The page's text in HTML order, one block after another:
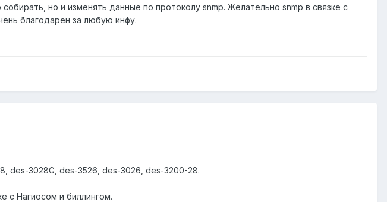
но и изменять данные по протоколу snmp. Желательно snmp в связке с
благодарен за любую инфу.
des-3028G, des-3526, des-3026, des-3200-28.
с Нагиосом и биллингом.